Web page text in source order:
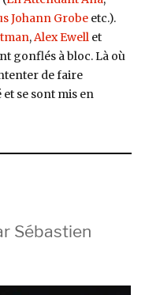
Johann Grobeetc.).
, Alex Ewell et
gonflés à bloc. Là où
de faire
se sont mis en
Sébastien